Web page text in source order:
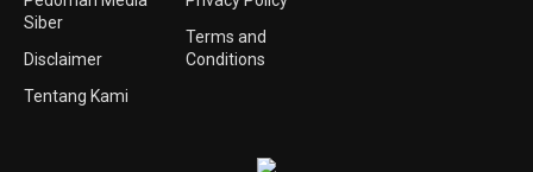
Siber
Disclaimer
Tentang Kami
Terms and
Conditions